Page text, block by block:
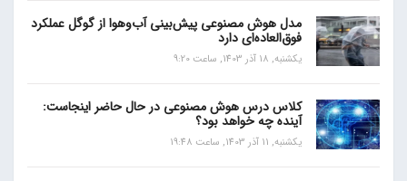
مدل هوش مصنوعی پیش‌بینی آب‌و‌هوا از گوگل عملکرد
فوق‌العاده‌ای دارد
یکشنبه, 18 آذر 1403, ساعت 9:20
کلاس درس هوش مصنوعی در حال حاضر اینجاست:
آینده چه خواهد بود؟
یکشنبه, 11 آذر 1403, ساعت 19:48